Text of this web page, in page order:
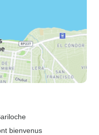
bienvenus